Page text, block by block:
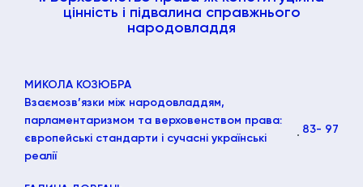
цінність і підвалина справжнього
народовладдя
МИКОЛА КОЗЮБРА
Взаємозв’язки між народовладдям,
парламентаризмом та верховенством права:
європейські стандарти і сучасні українські
реалії
83- 97